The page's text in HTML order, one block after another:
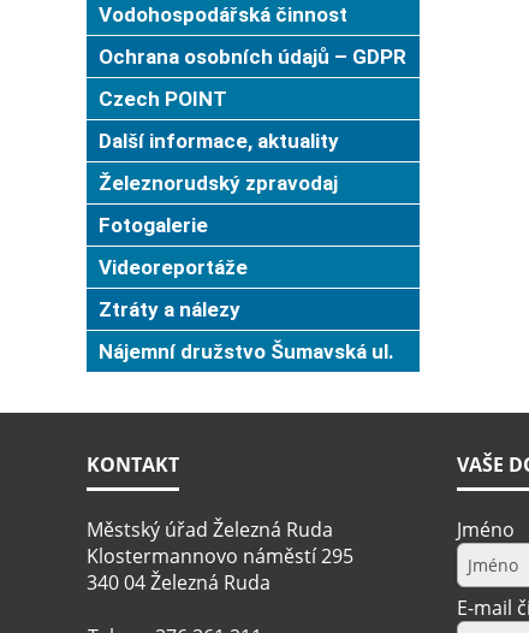
Vodohospodářská činnost
Ochrana osobních údajů – GDPR
Czech POINT
Další informace, aktuality
Železnorudský zpravodaj
Fotogalerie
Videoreportáže
Ztráty a nálezy
Nájemní družstvo Šumavská ul.
KONTAKT
Městský úřad Železná Ruda
Klostermannovo náměstí 295
340 04 Železná Ruda
VAŠE
Jméno
E-mail